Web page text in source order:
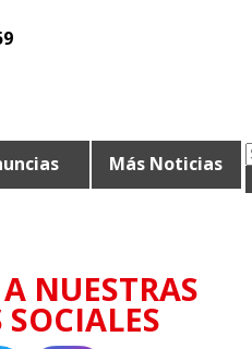
Más Noticias
NUESTRAS
SOCIALES